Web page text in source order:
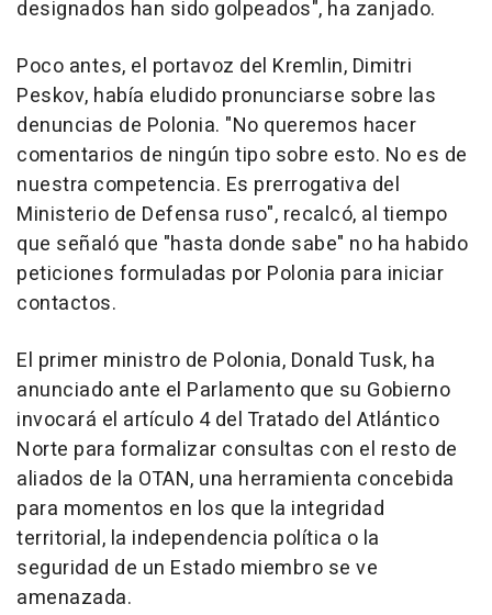
designados han sido golpeados", ha zanjado.
Poco antes, el portavoz del Kremlin, Dimitri
Peskov, había eludido pronunciarse sobre las
denuncias de Polonia. "No queremos hacer
comentarios de ningún tipo sobre esto. No es de
nuestra competencia. Es prerrogativa del
Ministerio de Defensa ruso", recalcó, al tiempo
que señaló que "hasta donde sabe" no ha habido
peticiones formuladas por Polonia para iniciar
contactos.
El primer ministro de Polonia, Donald Tusk, ha
anunciado ante el Parlamento que su Gobierno
invocará el artículo 4 del Tratado del Atlántico
Norte para formalizar consultas con el resto de
aliados de la OTAN, una herramienta concebida
para momentos en los que la integridad
territorial, la independencia política o la
seguridad de un Estado miembro se ve
amenazada.